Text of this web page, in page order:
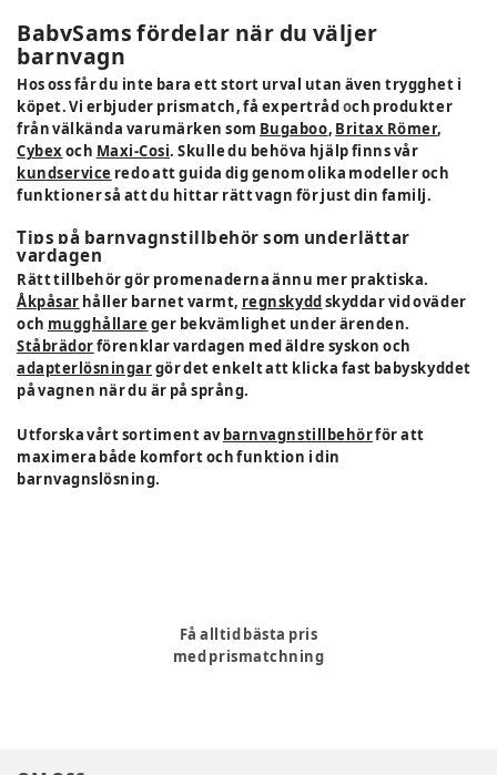
BabySams fördelar när du väljer
barnvagn
Hos oss får du inte bara ett stort urval utan även trygghet i
köpet. Vi erbjuder prismatch, få expertråd och produkter
från välkända varumärken som Bugaboo, Britax Römer,
Cybexoch Maxi-Cosi. Skulle du behöva hjälp finns vår
kundservice redo att guida dig genom olika modeller och
funktioner så att du hittar rätt vagn för just din familj.
Tips på barnvagnstillbehör som underlättar
vardagen
Rätt tillbehör gör promenaderna ännu mer praktiska.
Åkpåsar håller barnet varmt, regnskyddskyddar vid oväder
och mugghållare ger bekvämlighet under ärenden.
Ståbrädorförenklar vardagen med äldre syskon och
adapterlösningargör det enkelt att klicka fast babyskyddet
på vagnen när du är på språng.
Utforska vårt sortiment avbarnvagnstillbehörför att
maximera både komfort och funktion i din
barnvagnslösning.
Få alltid bästa pris
med prismatchning